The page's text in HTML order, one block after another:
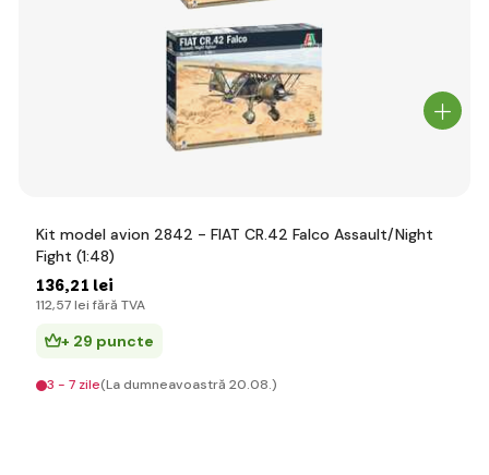
Kit model avion 2842 - FIAT CR.42 Falco Assault/Night
Fight (1:48)
136,21 lei
112,57 lei fără TVA
+ 29 puncte
3 - 7 zile(La dumneavoastră 20.08.)